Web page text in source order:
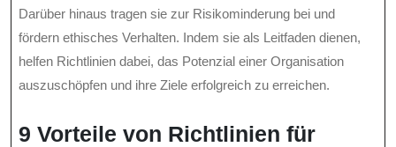
Darüber hinaus tragen sie zur Risikominderung bei und
fördern ethisches Verhalten. Indem sie als Leitfaden dienen,
helfen Richtlinien dabei, das Potenzial einer Organisation
auszuschöpfen und ihre Ziele erfolgreich zu erreichen.
9 Vorteile von Richtlinien für